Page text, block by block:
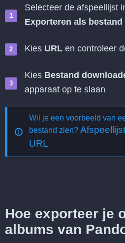
Selecteer de afspeellijst
Exporteren als bestand
Kies URL en controleer
Kies Bestand
apparaat op te slaan
Wil je een voorbeeld van
bestand zien?
URL
Hoe exporteer je
albums van